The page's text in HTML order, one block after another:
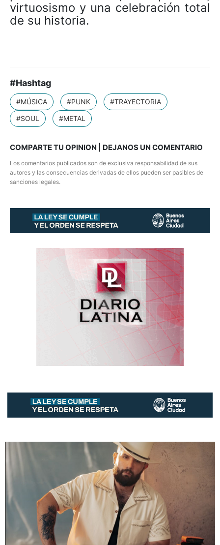
virtuosismo y una celebración total
de su historia.
#Hashtag
#MÚSICA #PUNK
#TRAYECTORIA
#SOUL
#METAL
COMPARTE TU OPINION | DEJANOS UN COMENTARIO
Los comentarios publicados son de exclusiva responsabilidad de sus
autores y las consecuencias derivadas de ellos pueden ser pasibles de
sanciones legales.